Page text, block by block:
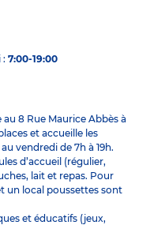
: 7:00-19:00
8 Rue Maurice Abbès à
et accueille les
vendredi de 7h à 19h.
d’accueil (régulier,
lait et repas. Pour
un local poussettes sont
et éducatifs (jeux,